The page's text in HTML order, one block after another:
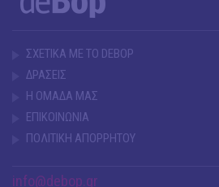
ΣΧΕΤΙΚΑ ΜΕ ΤΟ DEBOP
ΔΡΑΣΕΙΣ
Η ΟΜΑΔΑ ΜΑΣ
ΕΠΙΚΟΙΝΩΝΙΑ
ΠΟΛΙΤΙΚΗ ΑΠΟΡΡΗΤΟΥ
info@debop.gr